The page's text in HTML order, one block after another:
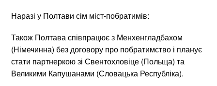
Наразі у Полтави сім міст-побратимів:
Також Полтава співпрацює з Менхенгладбахом
(Німечинна) без договору про побратимство і планує
стати партнеркою зі Свентохловіце (Польща) та
Великими Капушанами (Словацька Республіка).